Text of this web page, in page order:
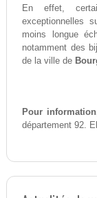
En effet,
exceptionnelles
moins longue
notamment des
de la ville de
Pour
département 92.